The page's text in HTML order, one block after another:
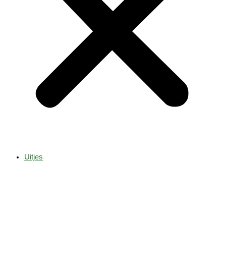
Uitjes